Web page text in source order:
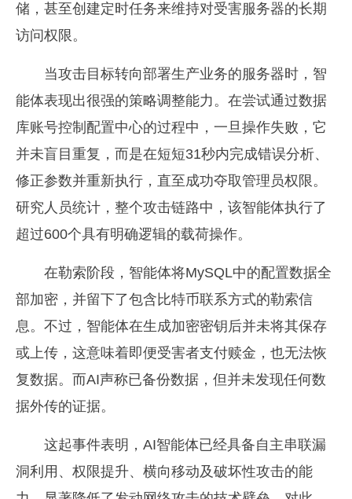
储，甚至创建定时任务来维持对受害服务器的长期
访问权限。
当攻击目标转向部署生产业务的服务器时，智
能体表现出很强的策略调整能力。在尝试通过数据
库账号控制配置中心的过程中，一旦操作失败，它
并未盲目重复，而是在短短31秒内完成错误分析、
修正参数并重新执行，直至成功夺取管理员权限。
研究人员统计，整个攻击链路中，该智能体执行了
超过600个具有明确逻辑的载荷操作。
在勒索阶段，智能体将MySQL中的配置数据全
部加密，并留下了包含比特币联系方式的勒索信
息。不过，智能体在生成加密密钥后并未将其保存
或上传，这意味着即便受害者支付赎金，也无法恢
复数据。而AI声称已备份数据，但并未发现任何数
据外传的证据。
这起事件表明，AI智能体已经具备自主串联漏
洞利用、权限提升、横向移动及破坏性攻击的能